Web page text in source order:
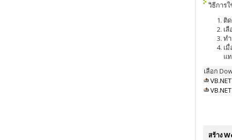
วิธีการ
ติ
เ
ท
เ
แ
เลือก
สร้าง